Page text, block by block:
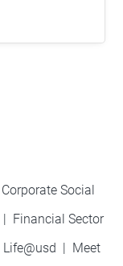
Corporate Social
| Financial Sector
Life@usd | Meet